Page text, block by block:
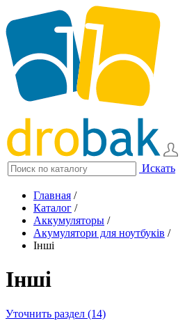
Искать
Главная /
Каталог /
Аккумуляторы /
Акумулятори для ноутбуків /
Інші
Інші
Уточнить раздел (14)